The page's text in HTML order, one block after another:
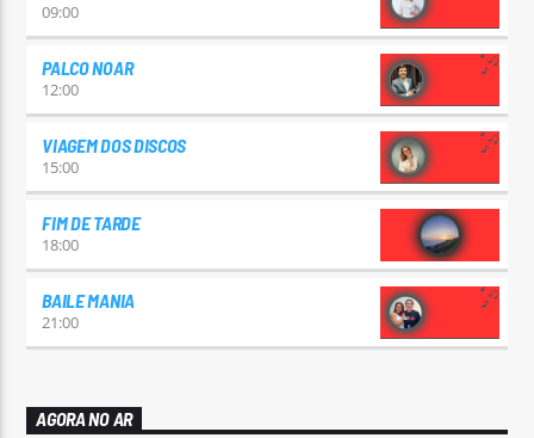
09:00
PALCO NOAR
12:00
VIAGEM DOS DISCOS
15:00
FIM DE TARDE
18:00
BAILE MANIA
21:00
AGORA NO AR